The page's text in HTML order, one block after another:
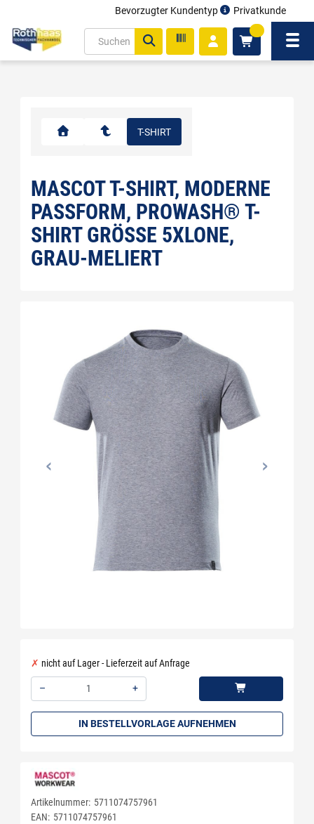
Bevorzugter Kundentyp Privatkunde
T-SHIRT
MASCOT T-SHIRT, MODERNE
PASSFORM, PROWASH® T-
SHIRT GRÖSSE 5XLONE, G
RAU-MELIERT
nicht auf Lager - Lieferzeit auf Anfrage
–
+
IN BESTELLVORLAGE AUFNEHMEN
Artikelnummer: 5711074757961
EAN: 5711074757961